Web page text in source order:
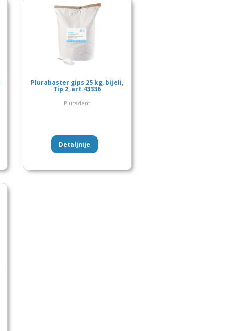
Plurabaster gips 25 kg, bijeli,
Tip 2, art.43336
Pluradent
Detaljnije